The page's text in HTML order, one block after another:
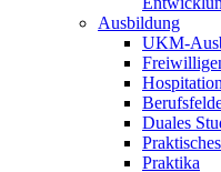
Ausbildung
UKM-
Duales
Praktika